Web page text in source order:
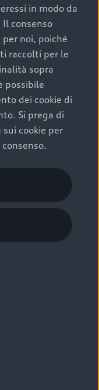
interni: una
e attenzione del
e
garantiscono
ufficiale
Audi Prima
prodotto che viene
e coperto da
tutela del tuo
in modo da
consenso
noi, poiché
raccolti per le
sopra
possibile
dei cookie di
Si prega di
cookie per